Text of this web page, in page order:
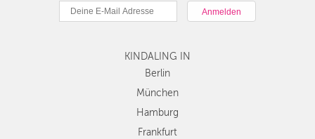
München
Hamburg
Köln
Düsseldorf
Stuttgart
Essen
KINDALING IN
Berlin
München
Hamburg
Frankfurt